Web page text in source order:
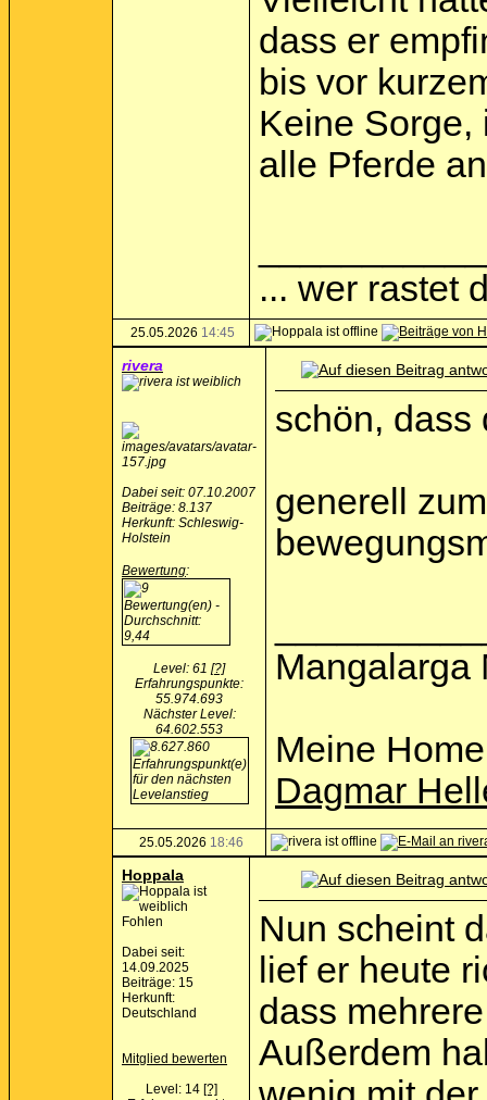
dass er
bis vor
Keine Sorge,
alle Pferde
... wer rastet
25.05.2026 14:45
rivera
Dabei seit: 07.10.2007
Beiträge: 8.137
Herkunft: Schleswig-
Holstein
Bewertung:
Level: 61 [?]
Erfahrungspunkte:
55.974.693
Nächster Level:
64.602.553
schön, dass
generell
Mangalarga
Meine
Dagmar
25.05.2026 18:46
Hoppala
Fohlen
Dabei seit:
14.09.2025
Beiträge: 15
Herkunft:
Deutschland
Mitglied bewerten
Level: 14 [?]
Nun scheint
lief er heute
dass
Außerdem